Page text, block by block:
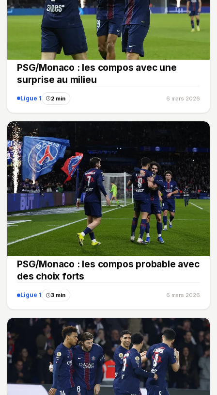
PSG/Monaco : les compos avec une
surprise au milieu
Ligue 1 2 min 6 mars 2026
PSG/Monaco : les compos probable avec
des choix forts
Ligue 1 3 min 6 mars 2026